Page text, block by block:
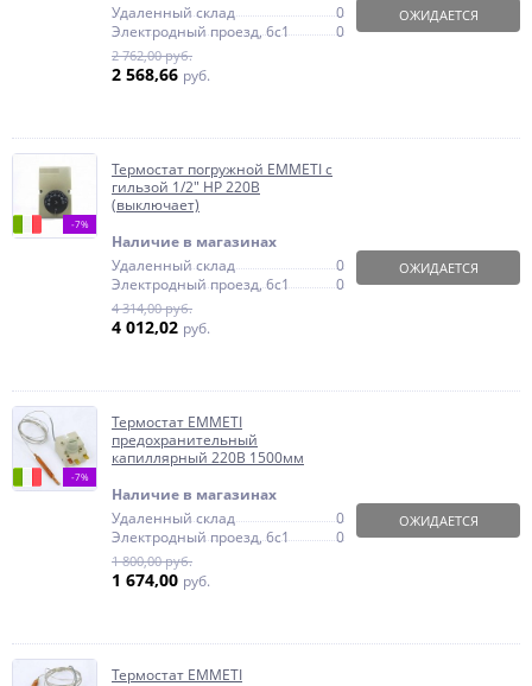
Удаленный склад
0
Электродный проезд, 6с1
0
2 762,00 руб.
2 568,66 руб.
ОЖИДАЕТСЯ
-7%
Термостат погружной EMMETI с
гильзой 1/2" НР 220В
(выключает)
Наличие в магазинах
Удаленный склад
0
Электродный проезд, 6с1
0
4 314,00 руб.
4 012,02 руб.
ОЖИДАЕТСЯ
-7%
Термостат EMMETI
предохранительный
капиллярный 220В 1500мм
Наличие в магазинах
Удаленный склад
0
Электродный проезд, 6с1
0
1 800,00 руб.
1 674,00 руб.
ОЖИДАЕТСЯ
Термостат EMMETI